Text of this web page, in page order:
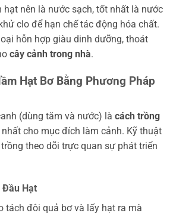
hạt nên là nước sạch, tốt nhất là nước
clo để hạn chế tác động hóa chất.
hỗn hợp giàu dinh dưỡng, thoát
cây cảnh trong nhà.
Hạt Bơ Bằng Phương Pháp
(dùng tăm và nước) là cách trồng
cho mục đích làm cảnh. Kỹ thuật
theo dõi trực quan sự phát triển
Đầu Hạt
tách đôi quả bơ và lấy hạt ra mà